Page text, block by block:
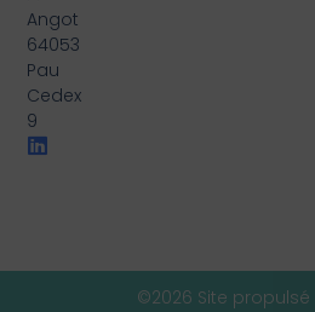
Angot
64053
Pau
Cedex
9
©2026 Site propulsé